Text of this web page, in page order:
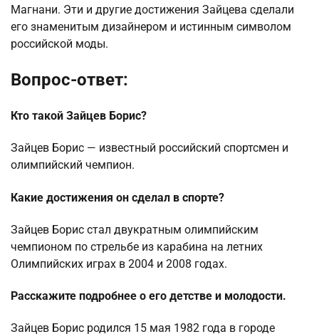
Магнани. Эти и другие достижения Зайцева сделали
его знаменитым дизайнером и истинным символом
российской моды.
Вопрос-ответ:
Кто такой Зайцев Борис?
Зайцев Борис — известный российский спортсмен и
олимпийский чемпион.
Какие достижения он сделал в спорте?
Зайцев Борис стал двукратным олимпийским
чемпионом по стрельбе из карабина на летних
Олимпийских играх в 2004 и 2008 годах.
Расскажите подробнее о его детстве и молодости.
Зайцев Борис родился 15 мая 1982 года в городе